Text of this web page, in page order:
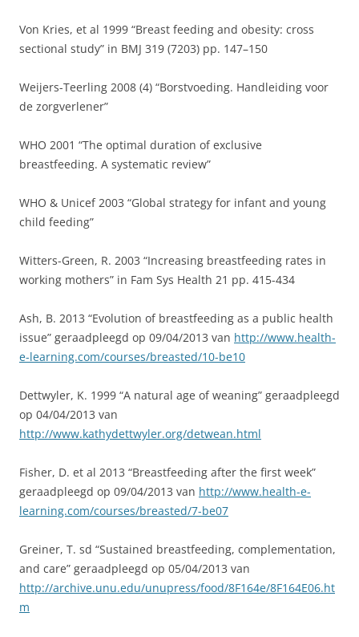
Von Kries, et al 1999 “Breast feeding and obesity: cross
sectional study” in BMJ 319 (7203) pp. 147–150
Weijers-Teerling 2008 (4) “Borstvoeding. Handleiding voor
de zorgverlener”
WHO 2001 “The optimal duration of exclusive
breastfeeding. A systematic review”
WHO & Unicef 2003 “Global strategy for infant and young
child feeding”
Witters-Green, R. 2003 “Increasing breastfeeding rates in
working mothers” in Fam Sys Health 21 pp. 415-434
Ash, B. 2013 “Evolution of breastfeeding as a public health
issue” geraadpleegd op 09/04/2013 van http://www.health-
e-learning.com/courses/breasted/10-be10
Dettwyler, K. 1999 “A natural age of weaning” geraadpleegd
op 04/04/2013 van
http://www.kathydettwyler.org/detwean.html
Fisher, D. et al 2013 “Breastfeeding after the first week”
geraadpleegd op 09/04/2013 van http://www.health-e-
learning.com/courses/breasted/7-be07
Greiner, T. sd “Sustained breastfeeding, complementation,
and care” geraadpleegd op 05/04/2013 van
http://archive.unu.edu/unupress/food/8F164e/8F164E06.ht
m